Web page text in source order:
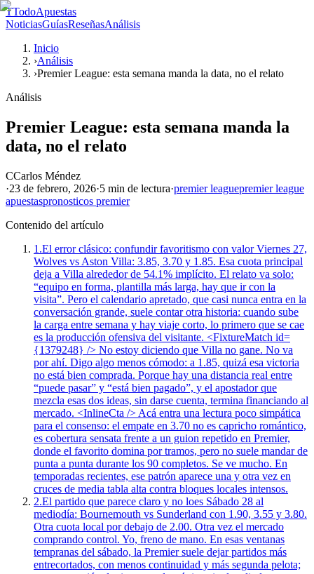
TTodoApuestas
NoticiasGuíasReseñasAnálisis
Inicio
›Análisis
›Premier League: esta semana manda la data, no el relato
Análisis
Premier League: esta semana manda la
data, no el relato
CCarlos Méndez
·23 de febrero, 2026·5 min de lectura·premier leaguepremier league
apuestaspronosticos premier
Contenido del artículo
1.El error clásico: confundir favoritismo con valor Viernes 27,
Wolves vs Aston Villa: 3.85, 3.70 y 1.85. Esa cuota principal
deja a Villa alrededor de 54.1% implícito. El relato va solo:
“equipo en forma, plantilla más larga, hay que ir con la
visita”. Pero el calendario apretado, que casi nunca entra en la
conversación grande, suele contar otra historia: cuando sube
la carga entre semana y hay viaje corto, lo primero que se cae
es la producción ofensiva del visitante. <FixtureMatch id=
{1379248} /> No estoy diciendo que Villa no gane. No va
por ahí. Digo algo menos cómodo: a 1.85, quizá esa victoria
no está bien comprada. Porque hay una distancia real entre
“puede pasar” y “está bien pagado”, y el apostador que
mezcla esas dos ideas, sin darse cuenta, termina financiando al
mercado. <InlineCta /> Acá entra una lectura poco simpática
para el consenso: el empate en 3.70 no es capricho romántico,
es cobertura sensata frente a un guion repetido en Premier,
donde el favorito domina por tramos, pero no suele mandar de
punta a punta durante los 90 completos. Se ve mucho. En
temporadas recientes, ese patrón aparece una y otra vez en
cruces de media tabla alta contra bloques locales intensos.
2.El partido que parece claro y no loes Sábado 28 al
mediodía: Bournemouth vs Sunderland con 1.90, 3.55 y 3.80.
Otra cuota local por debajo de 2.00. Otra vez el mercado
comprando control. Yo, freno de mano. En esas ventanas
tempranas del sábado, la Premier suele dejar partidos más
entrecortados, con menos continuidad y más segunda pelota;